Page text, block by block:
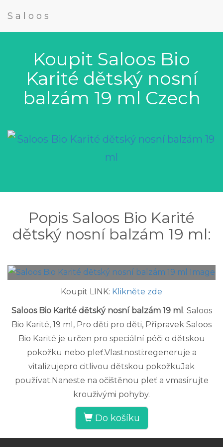
Saloos
Koupit Saloos Bio
Karité dětský nosní
balzám 19 ml Czech
Popis Saloos Bio Karité
dětský nosní balzám 19 ml:
Koupit LINK: Klikněte zde
Saloos Bio Karité dětský nosní balzám 19 ml . Saloos
Bio Karité, 19 ml, Pro děti pro děti, Přípravek Saloos
Bio Karité je určen pro speciální péči o dětskou
pokožku nebo pleť.Vlastnosti:regeneruje a
vitalizujepro citlivou dětskou pokožkuJak
používat:Naneste na očištěnou pleť a vmasírujte
krouživými pohyby.
Do košíku